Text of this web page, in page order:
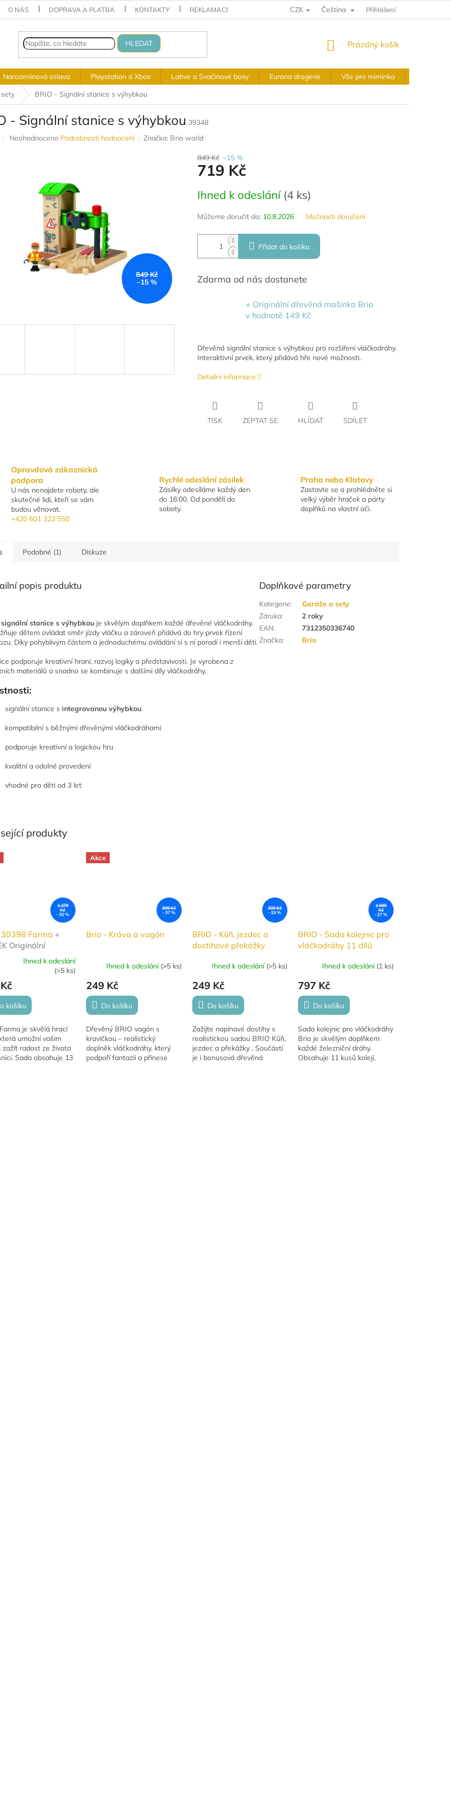
O NÁS DOPRAVA A PLATBA KONTAKTY REKLAMACE A VRÁCENÍ VÝKUPNÍ PODMÍNKY OBCHODNÍ PODMÍNKY
CZK Čeština Přihlášení
HLEDAT
NÁKUPNÍ
Prázdný košík
Narozeninová oslava Playstation a Xbox Lahve a Svačinové boxy Eurona drogerie Vše pro miminka
BRIO - Signální stanice s výhybkou
- Signální stanice s výhybkou 39348
Průměrné
Neohodnoceno Podrobnosti hodnocení Značka: Brio world
849 Kč
–15 %
849 Kč –15 %
719 Kč
cena:
Ihned k odeslání (4 ks)
Můžeme doručit do: 10.8.2026 Možnosti doručení
Přidat do košíku
Zdarma od nás dostanete
+ Originální dřevěná mašinka Brio
v hodnotě 149 Kč
Dřevěná signální stanice s výhybkou pro rozšíření vláčkodráhy.
Interaktivní prvek, který přidává hře nové možnosti.
Detailní informace
TISK ZEPTAT SE HLÍDAT SDÍLET
Opravdová zákaznická
podpora
U nás nenajdete roboty, ale
skutečné lidi, kteří se vám
budou věnovat.
+420 601 323 550
Rychlé odeslání zásilek
Zásilky odesíláme každý den
do 16:00. Od pondělí do
soboty.
Praha nebo Klatovy
Zastavte se a prohlédněte si
velký výběr hraček a párty
doplňků na vlastní oči.
produkty
1 279
Kč
–30 %
30398 Farma +
Originální
mašinka Brio
Ihned k odeslání
(>5 ks)
košíku
je skvělá hrací
umožní vašim
zažít radost ze života
Sada obsahuje 13
Akce
399 Kč
–37 %
Brio - Kráva a vagón
Ihned k odeslání (>5 ks)
249 Kč
Do košíku
Dřevěný BRIO vagón s
kravičkou – realistický
doplněk vláčkodráhy, který
podpoří fantazii a přinese
309 Kč
–19 %
BRIO - Kůň, jezdec a
dostihové překážky
Ihned k odeslání (>5 ks)
249 Kč
Do košíku
Zažijte napínavé dostihy s
realistickou sadou BRIO Kůň,
jezdec a překážky . Součástí
je i bonusová dřevěná
1 099
Kč
–27 %
BRIO - Sada kolejnic pro
vláčkodráhy 11 dílů
Ihned k odeslání (1 ks)
797 Kč
Do košíku
Sada kolejnic pro vláčkodráhy
Brio je skvělým doplňkem
každé železniční dráhy.
Obsahuje 11 kusů kolejí,
Podobné (1) Diskuze
popis produktu
signální stanice s výhybkou je skvělým doplňkem každé dřevěné vláčkodráhy.
dětem ovládat směr jízdy vláčku a zároveň přidává do hry prvek řízení
Díky pohyblivým částem a jednoduchému ovládání si s ní poradí i menší děti.
podporuje kreativní hraní, rozvoj logiky a představivosti. Je vyrobena z
materiálů a snadno se kombinuje s dalšími díly vláčkodráhy.
signální stanice s integrovanou výhybkou
kompatibilní s běžnými dřevěnými vláčkodráhami
podporuje kreativní a logickou hru
kvalitní a odolné provedení
vhodné pro děti od 3 let
Doplňkové parametry
Kategorie:
Garáže a sety
Záruka:
2 roky
EAN:
7312350336740
Značka: Brio